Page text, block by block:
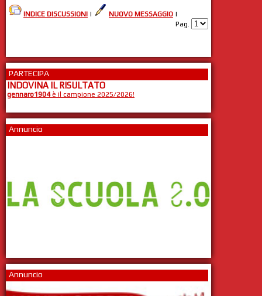
INDICE DISCUSSIONI | NUOVO MESSAGGIO |
Pag.
PARTECIPA
INDOVINA IL RISULTATO
gennaro1904è il campione 2025/2026!
Annuncio
Annuncio